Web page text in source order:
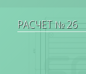
РАСЧЕТ № 26